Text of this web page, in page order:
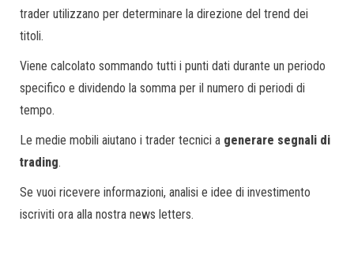
trader utilizzano per determinare la direzione del trend dei
titoli.
Viene calcolato sommando tutti i punti dati durante un periodo
specifico e dividendo la somma per il numero di periodi di
tempo.
Le medie mobili aiutano i trader tecnici a generare segnali di
trading.
Se vuoi ricevere informazioni, analisi e idee di investimento
iscriviti ora alla nostra news letters.